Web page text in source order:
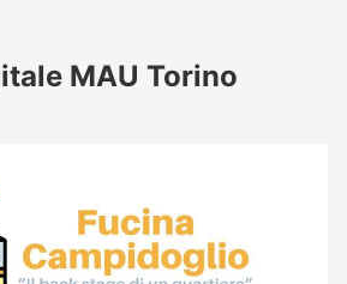
MAU Torino